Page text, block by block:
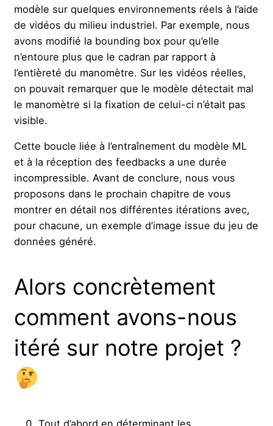
modèle sur quelques environnements réels à l’aide
de vidéos du milieu industriel. Par exemple, nous
avons modifié la bounding box pour qu’elle
n’entoure plus que le cadran par rapport à
l’entièreté du manomètre. Sur les vidéos réelles,
on pouvait remarquer que le modèle détectait mal
le manomètre si la fixation de celui-ci n’était pas
visible.
Cette boucle liée à l’entraînement du modèle ML
et à la réception des feedbacks a une durée
incompressible. Avant de conclure, nous vous
proposons dans le prochain chapitre de vous
montrer en détail nos différentes itérations avec,
pour chacune, un exemple d’image issue du jeu de
données généré.
Alors concrètement
comment avons-nous
itéré sur notre projet ?